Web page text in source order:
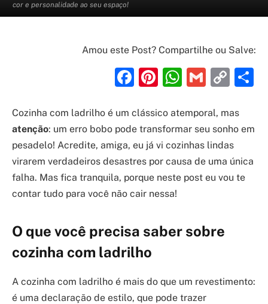
cor e personalidade ao seu espaço!
Amou este Post? Compartilhe ou Salve:
Facebook
Pinterest
Gmail
Cozinha com ladrilho é um clássico atemporal, mas
atenção: um erro bobo pode transformar seu sonho em
pesadelo! Acredite, amiga, eu já vi cozinhas lindas
virarem verdadeiros desastres por causa de uma única
falha. Mas fica tranquila, porque neste post eu vou te
contar tudo para você não cair nessa!
O que você precisa saber sobre
cozinha com ladrilho
A cozinha com ladrilho é mais do que um revestimento:
é uma declaração de estilo, que pode trazer